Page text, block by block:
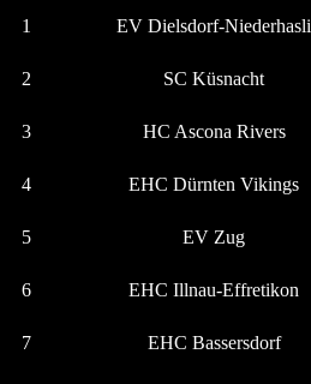
1 EV Dielsdorf-Niederhasli
2 SC Küsnacht
3 HC Ascona Rivers
4 EHC Dürnten Vikings
5 EV Zug
6 EHC Illnau-Effretikon
7 EHC Bassersdorf